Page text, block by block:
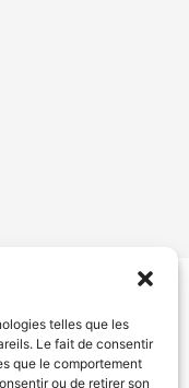
telles que les
Le fait de consentir
que le comportement
ou de retirer son